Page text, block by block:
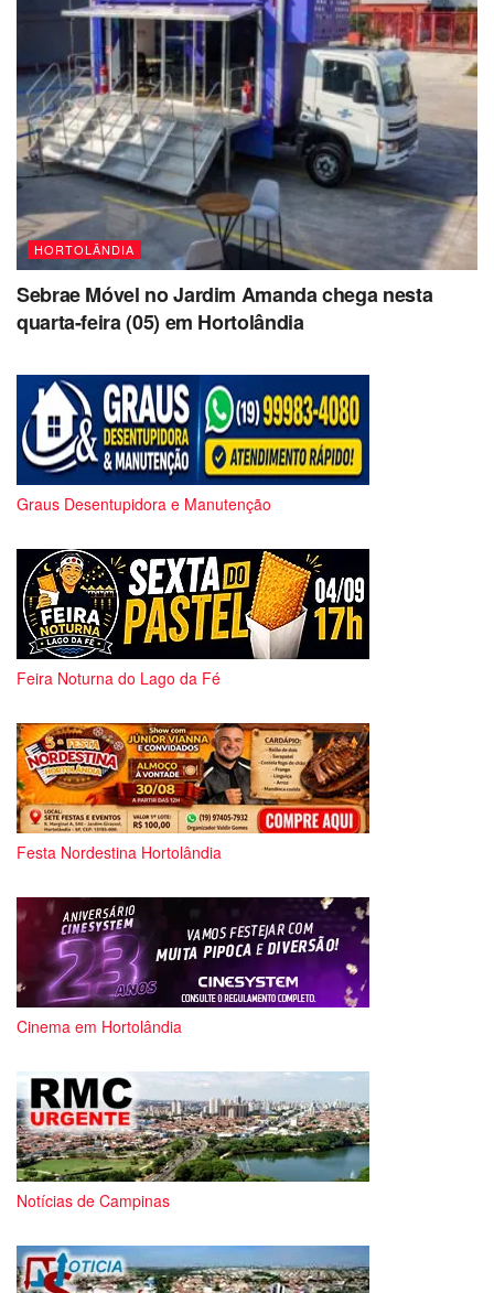
HORTOLÂNDIA
Sebrae Móvel no Jardim Amanda chega nesta
quarta-feira (05) em Hortolândia
Graus Desentupidora e Manutenção
Feira Noturna do Lago da Fé
Festa Nordestina Hortolândia
Cinema em Hortolândia
Notícias de Campinas